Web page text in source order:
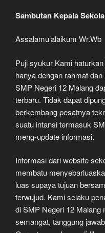
Sambutan Kepala
Assalamu’alaikum Wr.Wb
Puji syukur Kami
hanya dengan rahmat
SMP Negeri 12 Malang
terbaru. Tidak dapat
berkembang pesatnya
suatu intansi termasuk
meng-update informasi.
Informasi dari website
membatu
luas supaya tujuan
terwujud. Kami selaku
di SMP Negeri 12 Malang
semangat, tanggung